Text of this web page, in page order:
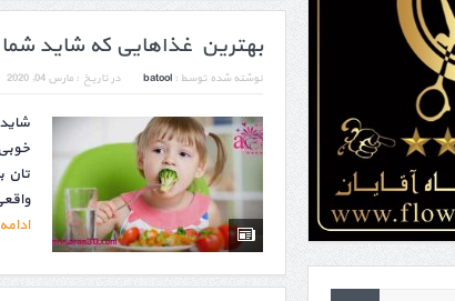
بهترین غذاهایی که شاید
نوشته شده توسط : batool در تاریخ : مارس 04, 2020
تان